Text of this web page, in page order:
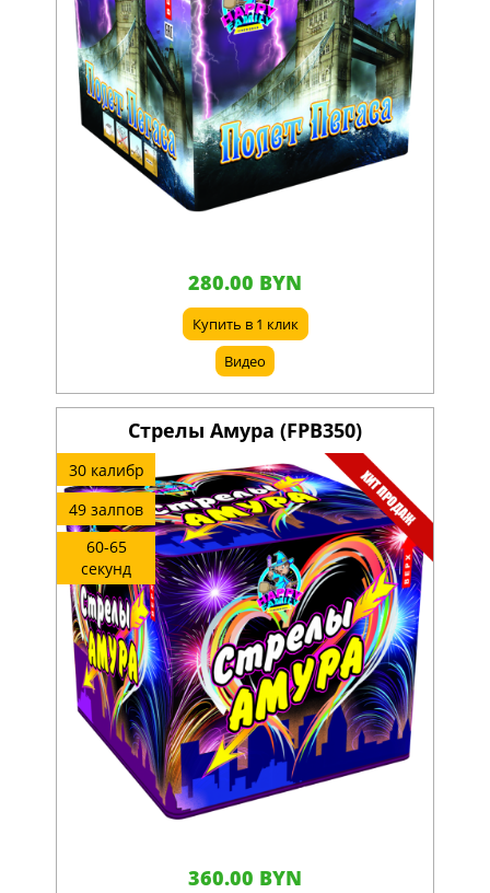
280.00 BYN
Купить в 1 клик
Видео
Стрелы Амура (FPB350)
30 калибр
49 залпов
60-65
секунд
360.00 BYN